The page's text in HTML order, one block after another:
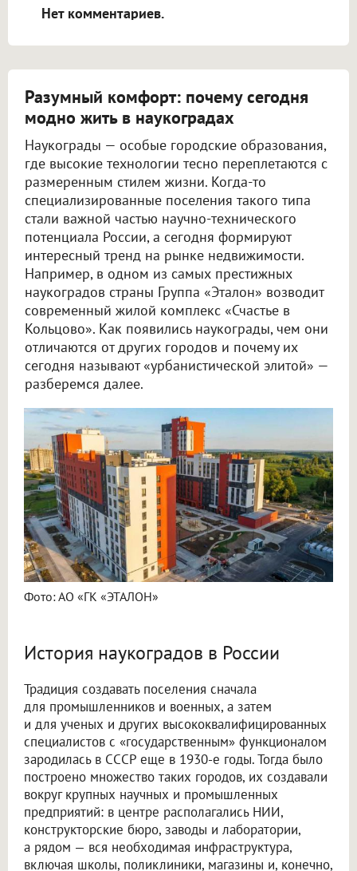
Нет комментариев.
Разумный комфорт: почему сегодня
модно жить в наукоградах
Наукограды — особые городские образования,
где высокие технологии тесно переплетаются с
размеренным стилем жизни. Когда-то
специализированные поселения такого типа
стали важной частью научно-технического
потенциала России, а сегодня формируют
интересный тренд на рынке недвижимости.
Например, в одном из самых престижных
наукоградов страны Группа «Эталон» возводит
современный жилой комплекс «Счастье в
Кольцово». Как появились наукограды, чем они
отличаются от других городов и почему их
сегодня называют «урбанистической элитой» —
разберемся далее.
Фото: АО «ГК «ЭТАЛОН»
История наукоградов в России
Традиция создавать поселения сначала
для промышленников и военных, а затем
и для ученых и других высококвалифицированных
специалистов с «государственным» функционалом
зародилась в СССР еще в 1930-е годы. Тогда было
построено множество таких городов, их создавали
вокруг крупных научных и промышленных
предприятий: в центре располагались НИИ,
конструкторские бюро, заводы и лаборатории,
а рядом — вся необходимая инфраструктура,
включая школы, поликлиники, магазины и, конечно,